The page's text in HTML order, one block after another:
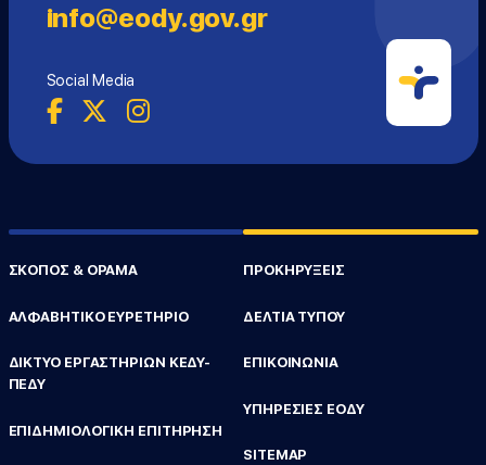
info@eody.gov.gr
Social Media
ΣΚΟΠΟΣ & ΟΡΑΜΑ
ΑΛΦΑΒΗΤΙΚΟ ΕΥΡΕΤΗΡΙΟ
ΔΙΚΤΥΟ ΕΡΓΑΣΤΗΡΙΩΝ ΚΕΔΥ-
ΠΕΔΥ
ΕΠΙΔΗΜΙΟΛΟΓΙΚΗ ΕΠΙΤΗΡΗΣΗ
ΠΡΟΚΗΡΥΞΕΙΣ
ΔΕΛΤΙΑ ΤΥΠΟΥ
ΕΠΙΚΟΙΝΩΝΙΑ
ΥΠΗΡΕΣΙΕΣ ΕΟΔΥ
SITEMAP